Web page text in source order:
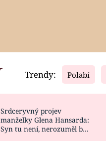
Video
CELEBRITY
VAŘENÍ
Trendy: Polabí
Srdceryvný projev
manželky Glena Hansarda:
Syn tu není, nerozuměl by